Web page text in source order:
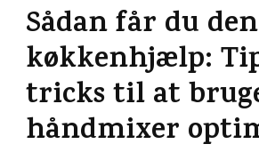
Sådan får du
køkkenhjælp:
tricks til at
håndmixer